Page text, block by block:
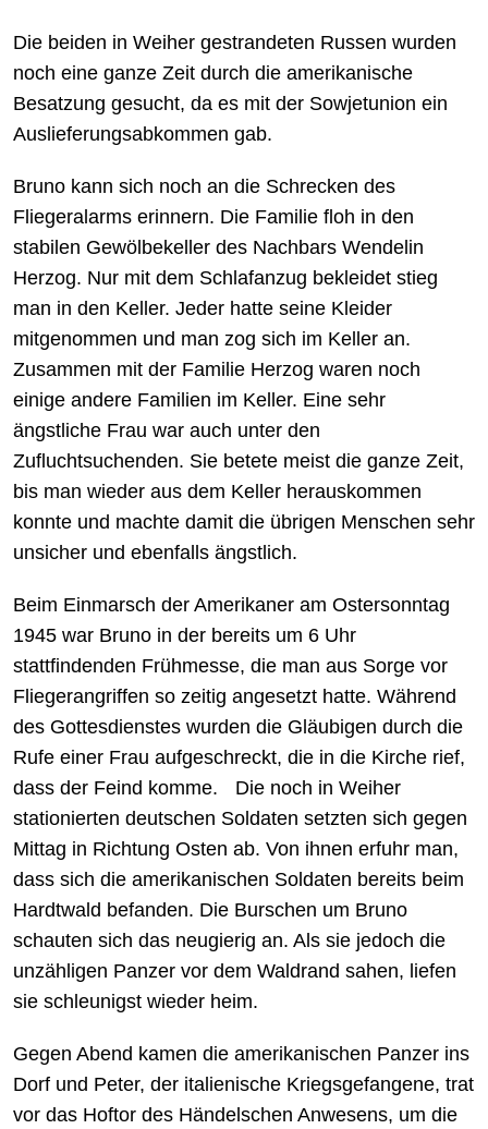
Die beiden in Weiher gestrandeten Russen wurden
noch eine ganze Zeit durch die amerikanische
Besatzung gesucht, da es mit der Sowjetunion ein
Auslieferungsabkommen gab.
Bruno kann sich noch an die Schrecken des
Fliegeralarms erinnern. Die Familie floh in den
stabilen Gewölbekeller des Nachbars Wendelin
Herzog. Nur mit dem Schlafanzug bekleidet stieg
man in den Keller. Jeder hatte seine Kleider
mitgenommen und man zog sich im Keller an.
Zusammen mit der Familie Herzog waren noch
einige andere Familien im Keller. Eine sehr
ängstliche Frau war auch unter den
Zufluchtsuchenden. Sie betete meist die ganze Zeit,
bis man wieder aus dem Keller herauskommen
konnte und machte damit die übrigen Menschen sehr
unsicher und ebenfalls ängstlich.
Beim Einmarsch der Amerikaner am Ostersonntag
1945 war Bruno in der bereits um 6 Uhr
stattfindenden Frühmesse, die man aus Sorge vor
Fliegerangriffen so zeitig angesetzt hatte. Während
des Gottesdienstes wurden die Gläubigen durch die
Rufe einer Frau aufgeschreckt, die in die Kirche rief,
dass der Feind komme. Die noch in Weiher
stationierten deutschen Soldaten setzten sich gegen
Mittag in Richtung Osten ab. Von ihnen erfuhr man,
dass sich die amerikanischen Soldaten bereits beim
Hardtwald befanden. Die Burschen um Bruno
schauten sich das neugierig an. Als sie jedoch die
unzähligen Panzer vor dem Waldrand sahen, liefen
sie schleunigst wieder heim.
Gegen Abend kamen die amerikanischen Panzer ins
Dorf und Peter, der italienische Kriegsgefangene, trat
vor das Hoftor des Händelschen Anwesens, um die